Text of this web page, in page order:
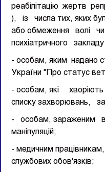
реабілітацію жертв
), із числа тих, яких
або обмеження волі чи
психіатричного
- особам, яким надано
України "Про статус
- особам, які
списку захворювань,
- особам, зараженим
маніпуляцій;
- медичним
службових обов'язків;